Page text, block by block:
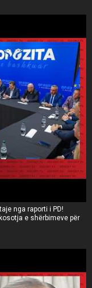
nga raporti i PD!
e shërbimeve për